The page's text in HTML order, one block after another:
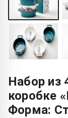
Набор из
коробке
Форма: